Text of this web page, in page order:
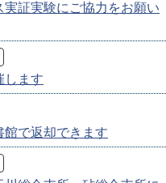
証実験にご協力をお願い
します
館で返却できます